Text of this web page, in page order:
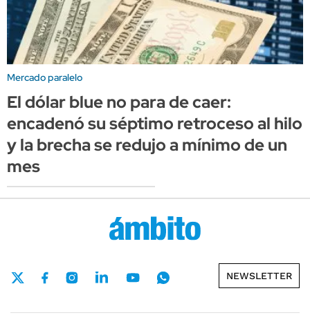
Mercado paralelo
El dólar blue no para de caer:
encadenó su séptimo retroceso al hilo
y la brecha se redujo a mínimo de un
mes
NEWSLETTER